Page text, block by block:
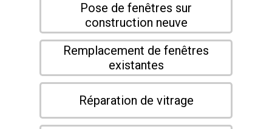
Pose de fenêtres sur
construction neuve
Remplacement de fenêtres
existantes
Réparation de vitrage